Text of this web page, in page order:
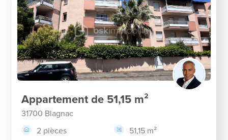
Appartement de 51,15 m²
31700 Blagnac
2 pièces
51,15 m²